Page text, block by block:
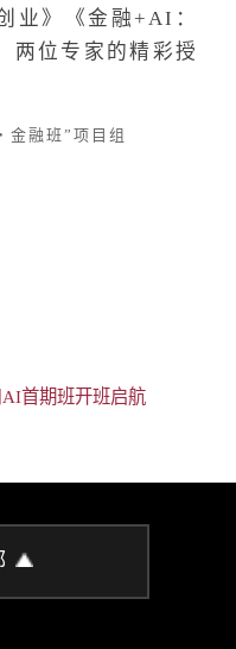
业》《金融+AI：
两位专家的精彩授
金融班”项目组
AI首期班开班启航